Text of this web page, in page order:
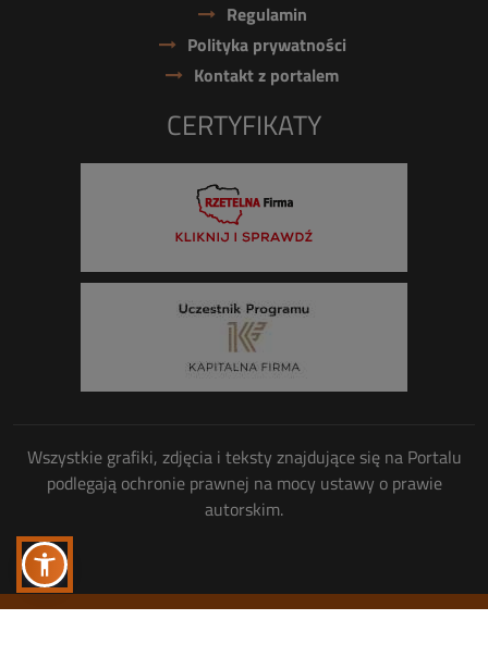
Regulamin
Polityka prywatności
Kontakt z portalem
CERTYFIKATY
Wszystkie grafiki, zdjęcia i teksty znajdujące się na Portalu
podlegają ochronie prawnej na mocy ustawy o prawie
autorskim.